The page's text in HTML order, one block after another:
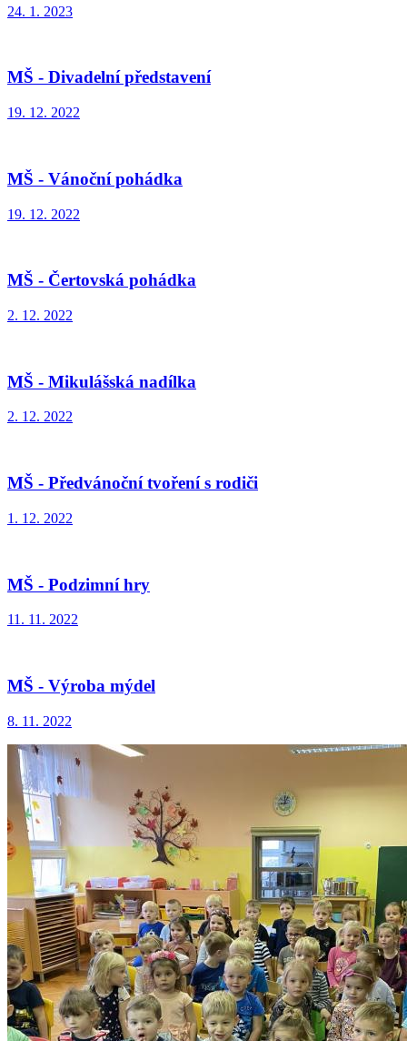
24. 1. 2023
MŠ - Divadelní představení
19. 12. 2022
MŠ - Vánoční pohádka
19. 12. 2022
MŠ - Čertovská pohádka
2. 12. 2022
MŠ - Mikulášská nadílka
2. 12. 2022
MŠ - Předvánoční tvoření s rodiči
1. 12. 2022
MŠ - Podzimní hry
11. 11. 2022
MŠ - Výroba mýdel
8. 11. 2022